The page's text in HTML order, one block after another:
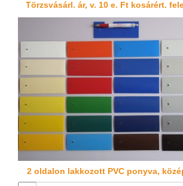
Törzsvásárl. ár, v. 10 e. Ft kosárért.
2 oldalon lakkozott PVC ponyva,